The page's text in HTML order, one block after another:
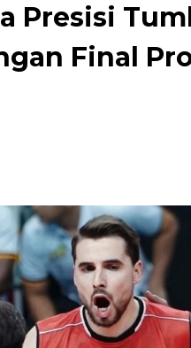
Presisi
Final